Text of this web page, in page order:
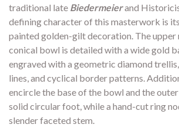
traditional late Biedermeierand
defining character of this masterwork is
painted golden-gilt decoration. The upper
conical bowl is detailed with a wide gold
engraved with a geometric diamond
lines, and cyclical border patterns.
encircle the base of the bowl and the
solid circular foot, while a hand-cut ring
slender faceted stem.